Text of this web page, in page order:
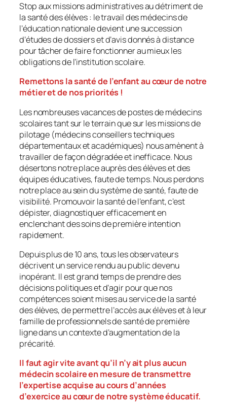
Stop aux missions administratives au détriment de
la santé des élèves : le travail des médecins de
l’éducation nationale devient une succession
d’études de dossiers et d’avis donnés à distance
pour tâcher de faire fonctionner au mieux les
obligations de l’institution scolaire.
Remettons la santé de l’enfant au cœur de notre
métier et de nos priorités !
Les nombreuses vacances de postes de médecins
scolaires tant sur le terrain que sur les missions de
pilotage (médecins conseillers techniques
départementaux et académiques) nous amènent à
travailler de façon dégradée et inefficace. Nous
désertons notre place auprès des élèves et des
équipes éducatives, faute de temps. Nous perdons
notre place au sein du système de santé, faute de
visibilité. Promouvoir la santé de l’enfant, c’est
dépister, diagnostiquer efficacement en
enclenchant des soins de première intention
rapidement.
Depuis plus de 10 ans, tous les observateurs
décrivent un service rendu au public devenu
inopérant. Il est grand temps de prendre des
décisions politiques et d’agir pour que nos
compétences soient mises au service de la santé
des élèves, de permettre l’accès aux élèves et à leur
famille de professionnels de santé de première
ligne dans un contexte d’augmentation de la
précarité.
Il faut agir vite avant qu’il n’y ait plus aucun
médecin scolaire en mesure de transmettre
l’expertise acquise au cours d’années
d’exercice au cœur de notre système éducatif.